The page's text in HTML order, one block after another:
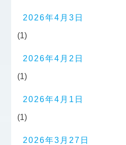
2026年4月3日
(1)
2026年4月2日
(1)
2026年4月1日
(1)
2026年3月27日